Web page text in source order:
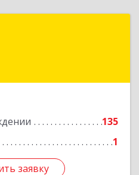
135
1
заявку
г, Первомайская ул.,
заявку